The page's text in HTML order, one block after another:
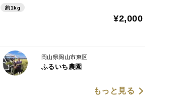
約1kg
¥2,000
岡山県岡山市東区
ふるいち農園
もっと見る